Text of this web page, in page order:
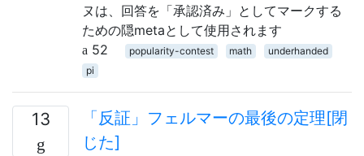
ヌは、回答を「承認済み」としてマークする
ための隠metaとして使用されます
52
popularity-contest math
underhanded
pi
13
「反証」フェルマーの最後の定理[閉
じた]